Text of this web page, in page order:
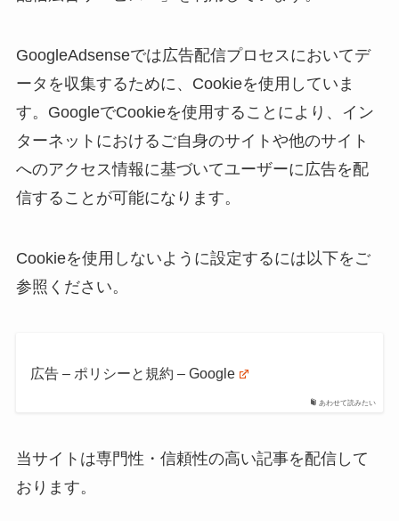
GoogleAdsenseでは広告配信プロセスにおいてデ
ータを収集するために、Cookieを使用していま
す。GoogleでCookieを使用することにより、イン
ターネットにおけるご自身のサイトや他のサイト
へのアクセス情報に基づいてユーザーに広告を配
信することが可能になります。
Cookieを使用しないように設定するには以下をご
参照ください。
あわせて読みたい
広告 – ポリシーと規約 – Google
当サイトは専門性・信頼性の高い記事を配信して
おります。